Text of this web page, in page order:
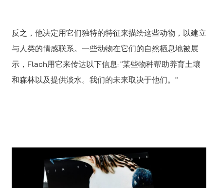
反之，他决定用它们独特的特征来描绘这些动物，以建立
与人类的情感联系。一些动物在它们的自然栖息地被展
示，Flach用它来传达以下信息: “某些物种帮助养育土壤
和森林以及提供淡水。我们的未来取决于他们。”